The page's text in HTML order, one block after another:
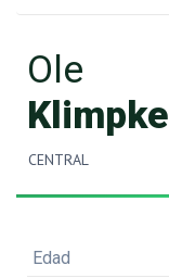
Ole
Klimpke
CENTRAL
Edad